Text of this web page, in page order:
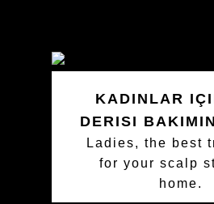
KADINLAR
DERISI
Ladies, the best
for your scalp
home.